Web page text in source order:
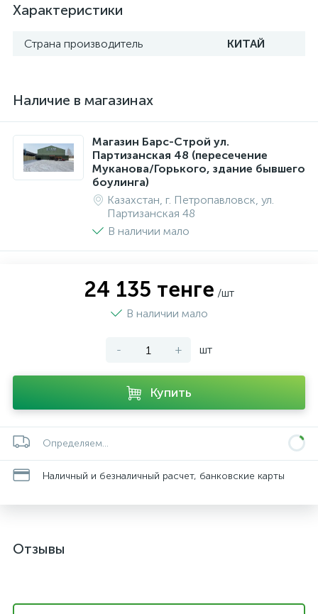
Характеристики
Страна производитель КИТАЙ
Наличие в магазинах
Магазин Барс-Строй ул.
Партизанская 48 (пересечение
Муканова/Горького, здание бывшего
боулинга)
Казахстан, г. Петропавловск, ул.
Партизанская 48
В наличии мало
24 135 тенге /шт
В наличии мало
- + шт
Купить
Определяем...
Наличный и безналичный расчет, банковские карты
Отзывы